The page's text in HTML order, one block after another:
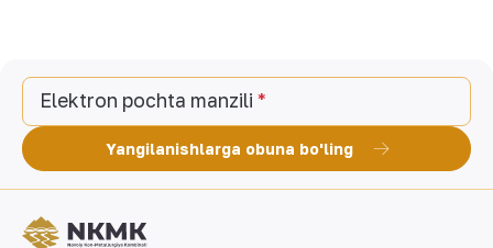
Elektron pochta manzili
Yangilanishlarga obuna bo'ling